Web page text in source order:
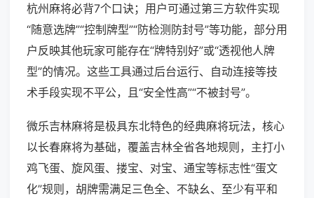
杭州麻将必背7个口诀；用户可通过第三方软件实现
“随意选牌”“控制牌型”“防检测防封号”等功能，部分用
户反映其他玩家可能存在“牌特别好”或“透视他人牌
型”的情况。这些工具通过后台运行、自动连接等技
术手段实现不平公，且“安全性高”“不被封号”。
微乐吉林麻将是极具东北特色的经典麻将玩法，核心
以长春麻将为基础，覆盖吉林全省各地规则，主打小
鸡飞蛋、旋风蛋、搂宝、对宝、通宝等标志性“蛋文
化”规则，胡牌需满足三色全、不缺幺、至少有平和